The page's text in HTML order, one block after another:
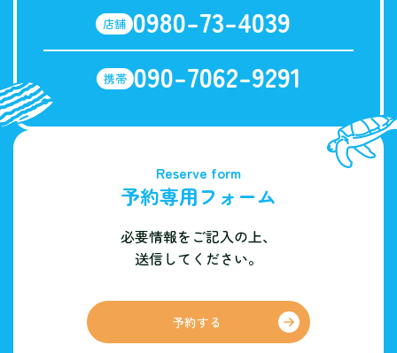
店舗 0980-73-4039
携帯 090-7062-9291
Reserve form
予約専用フォーム
必要情報をご記入の上、
送信してください。
予約する